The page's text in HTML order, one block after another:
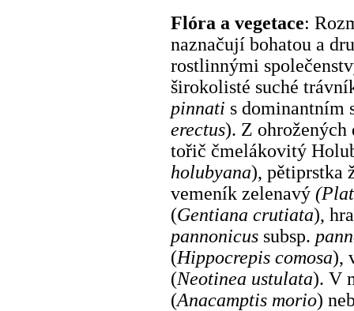
Flóra a vegetace:
naznačují bohatou a
rostlinnými
širokolisté suché
pinnati s dominantním
erectus). Z ohrožených
tořič čmelákovitý
holubyana), pětiprstka
vemeník zelenavý
(Gentiana crutiata),
pannonicus subsp.
(Hippocrepis comosa),
(Neotinea ustulata). V
(Anacamptis morio)